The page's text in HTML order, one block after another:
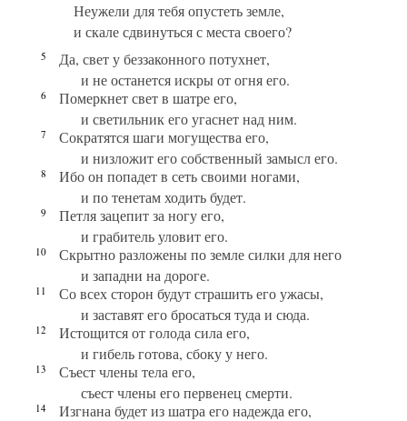
Неужели для тебя опустеть земле,
и скале сдвинуться с места своего?
5
Да, свет у беззаконного потухнет,
и не останется искры от огня его.
6
Померкнет свет в шатре его,
и светильник его угаснет над ним.
7
Сократятся шаги могущества его,
и низложит его собственный замысл его.
8
Ибо он попадет в сеть своими ногами,
и по тенетам ходить будет.
9
Петля зацепит за ногу его,
и грабитель уловит его.
10
Скрытно разложены по земле силки для него
и западни на дороге.
11
Со всех сторон будут страшить его ужасы,
и заставят его бросаться туда и сюда.
12
Истощится от голода сила его,
и гибель готова, сбоку у него.
13
Съест члены тела его,
съест члены его первенец смерти.
14
Изгнана будет из шатра его надежда его,